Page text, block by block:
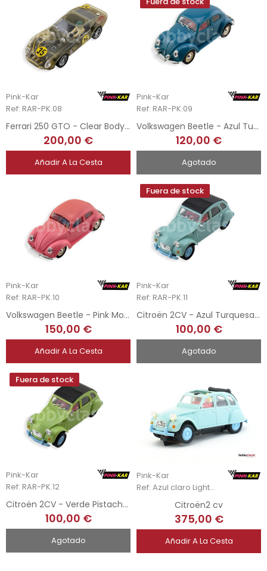
Pink-Kar
Ref: RAR-PK.08
Ferrari 250 GTO - Clear Body Mould Test
200,00 €
Añadir A La Cesta
Pink-Kar
Ref: RAR-PK.09
Volkswagen Beetle - Azul Turquesa Mould Test
120,00 €
Agotado
Pink-Kar
Ref: RAR-PK.10
Volkswagen Beetle - Pink Mould Test
150,00 €
Añadir A La Cesta
Fuera de stock
Pink-Kar
Ref: RAR-PK.11
Citroën 2CV - Azul Turquesa Mould Test
100,00 €
Agotado
Fuera de stock
Pink-Kar
Ref: RAR-PK.12
Citroën 2CV - Verde Pistacho Mould Test
100,00 €
Agotado
Pink-Kar
Ref: Azul claro Light blue
Citroën2 cv
375,00 €
Añadir A La Cesta